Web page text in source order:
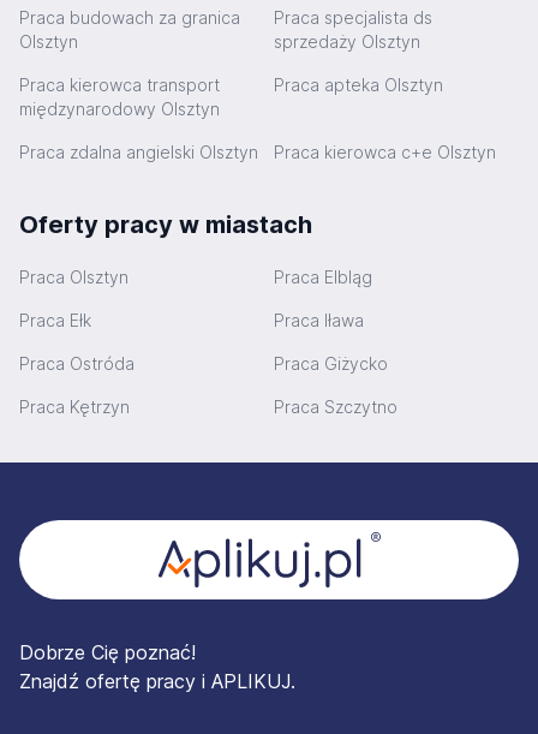
Praca budowach za granica
Olsztyn
Praca specjalista ds
sprzedaży Olsztyn
Praca kierowca transport
międzynarodowy Olsztyn
Praca apteka Olsztyn
Praca zdalna angielski Olsztyn Praca kierowca c+e Olsztyn
Oferty pracy w miastach
Praca Olsztyn Praca Elbląg
Praca Ełk Praca Iława
Praca Ostróda Praca Giżycko
Praca Kętrzyn Praca Szczytno
Dobrze Cię poznać!
Znajdź ofertę pracy i APLIKUJ.